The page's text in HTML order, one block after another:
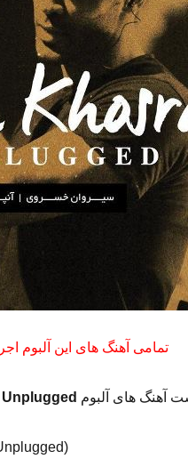
تمامی آهنگ های این آلبوم
آهنگ های آلبوم